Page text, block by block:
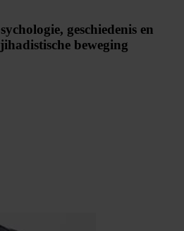
geschiedenis en
beweging